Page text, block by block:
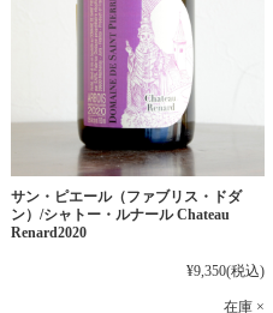
サン・ピエール（ファブリス・ドダ
ン）/シャトー・ルナール Chateau
Renard2020
¥9,350(税込)
在庫 ×